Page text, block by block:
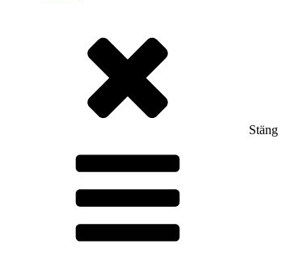
Stäng